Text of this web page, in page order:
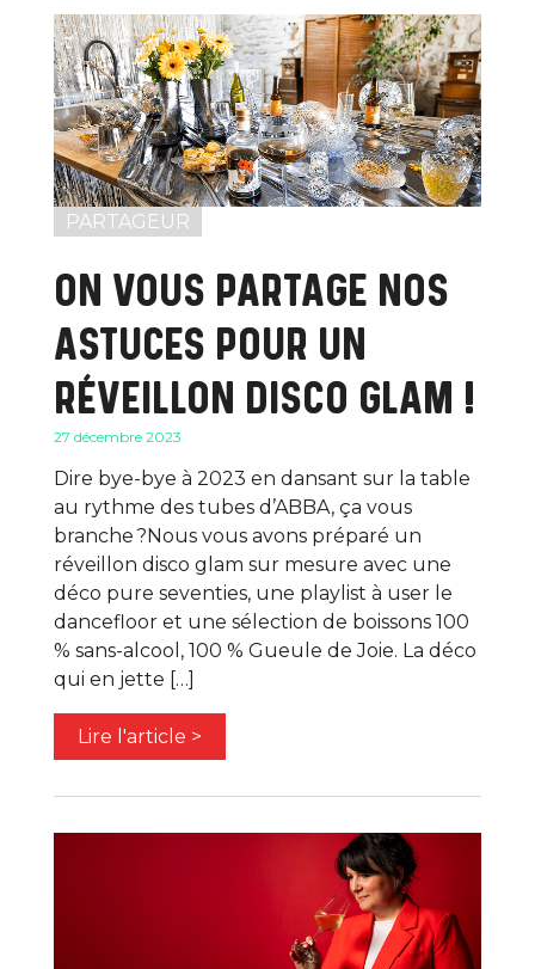
PARTAGEUR
ON VOUS PARTAGE NOS
ASTUCES POUR UN
RÉVEILLON DISCO GLAM !
27 décembre 2023
Dire bye-bye à 2023 en dansant sur la table
au rythme des tubes d’ABBA, ça vous
branche ?Nous vous avons préparé un
réveillon disco glam sur mesure avec une
déco pure seventies, une playlist à user le
dancefloor et une sélection de boissons 100
% sans-alcool, 100 % Gueule de Joie. La déco
qui en jette […]
Lire l'article >